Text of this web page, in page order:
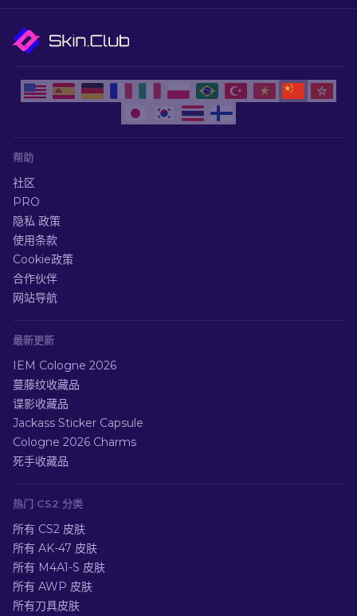
帮助
社区
PRO
隐私 政策
使用条款
Cookie政策
合作伙伴
网站导航
最新更新
IEM Cologne 2026
蔓藤纹收藏品
谍影收藏品
Jackass Sticker Capsule
Cologne 2026 Charms
死手收藏品
热门 CS2 分类
所有 CS2 皮肤
所有 AK-47 皮肤
所有 M4A1-S 皮肤
所有 AWP 皮肤
所有刀具皮肤